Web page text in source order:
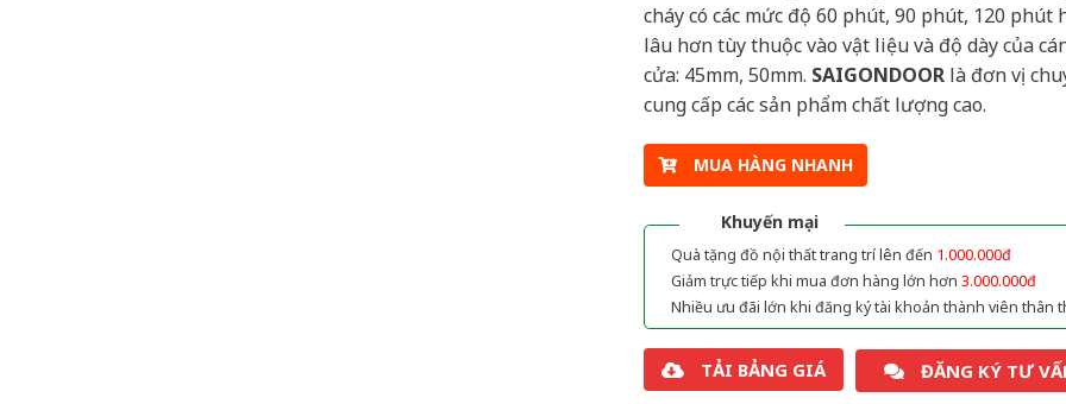
cháy có các mức độ 60 phút, 90 phút, 120 phút
lâu hơn tùy thuộc vào vật liệu và độ dày của
cửa: 45mm, 50mm. SAIGONDOORlà đơn vị
cung cấp các sản phẩm chất lượng cao.
MUA HÀNG NHANH
Khuyến mại
Quà tặng đồ nội thất trang trí lên đến 1.000.000đ
Giảm trực tiếp khi mua đơn hàng lớn hơn 3.000.000đ
Nhiều ưu đãi lớn khi đăng ký tài khoản thành viên thân
TẢI BẢNG GIÁ ĐĂNG KÝ TƯ